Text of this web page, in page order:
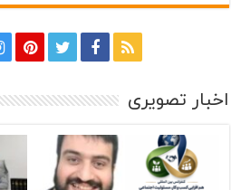
اخبار تصویری